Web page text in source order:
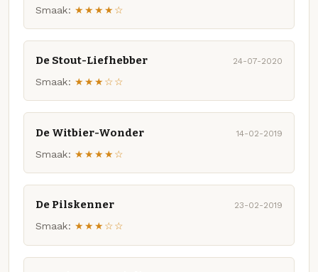
Smaak: ★★★★☆
De Stout-Liefhebber 24-07-2020
Smaak: ★★★☆☆
De Witbier-Wonder 14-02-2019
Smaak: ★★★★☆
De Pilskenner 23-02-2019
Smaak: ★★★☆☆